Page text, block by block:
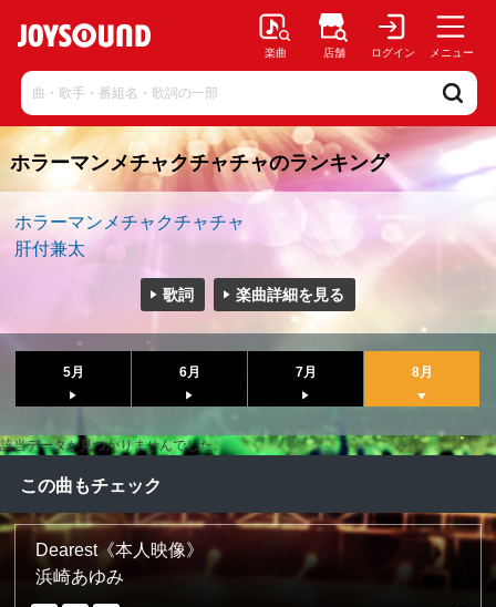
楽曲 店舗 ログイン メニュー
ホラーマンメチャクチャチャのランキング
ホラーマンメチャクチャチャ
肝付兼太
歌詞 楽曲詳細を見る
5月 6月 7月 8月
該当データが見つかりませんでした。
この曲もチェック
Dearest《本人映像》
浜崎あゆみ